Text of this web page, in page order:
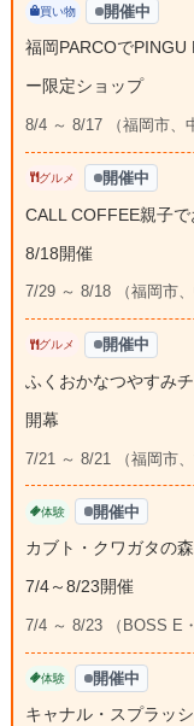
買い物 開催中
福岡PARCOで
ー限定ショップ
8/4 ～ 8/17 （福岡市、
グルメ 開催中
CALL COFFEE親子
8/18開催
7/29 ～ 8/18 （福岡市、
グルメ 開催中
ふくおかなつやすみ
開幕
7/21 ～ 8/21 （福岡市、
体験 開催中
カブト・クワガタの
7/4～8/23開催
7/4 ～ 8/23 （BOSS E
体験 開催中
キャナル・スプラッ